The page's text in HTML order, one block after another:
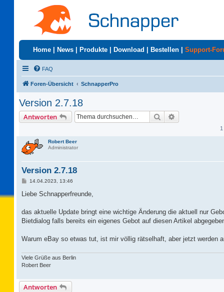
Home News Produkte Download Bestellen Support-
FAQ
Foren-Übersicht SchnapperPro
Version 2.7.18
Antworten Suche
Robert Beer
Administrator
Version 2.7.18
B
i
a
14.04.2023, 13:46
Liebe Schnapperfreunde,
das aktuelle Update bringt eine wichtige Änderung die aktuell nur
Bietdialog falls bereits ein eigenes Gebot auf diesen Artikel
Warum eBay so etwas tut, ist mir völlig rätselhaft, aber jetzt werden
Viele Grüße aus Berlin
Robert Beer
Antworten